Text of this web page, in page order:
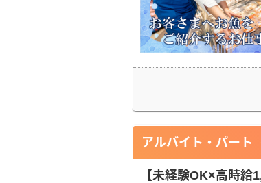
アルバイト・パート
【未経験OK×高時